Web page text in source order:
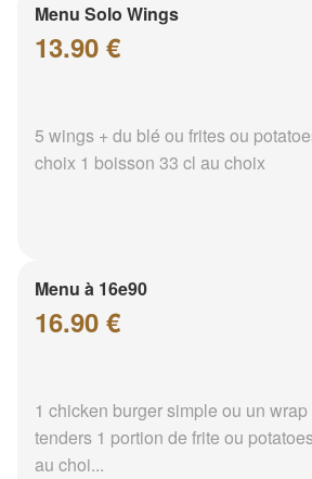
Menu Solo Wings
13.90 €
5 wings + du blé ou frites ou
choix 1 boisson 33 cl au choix
Menu à 16e90
16.90 €
1 chicken burger simple ou un
tenders 1 portion de frite ou
au choi...